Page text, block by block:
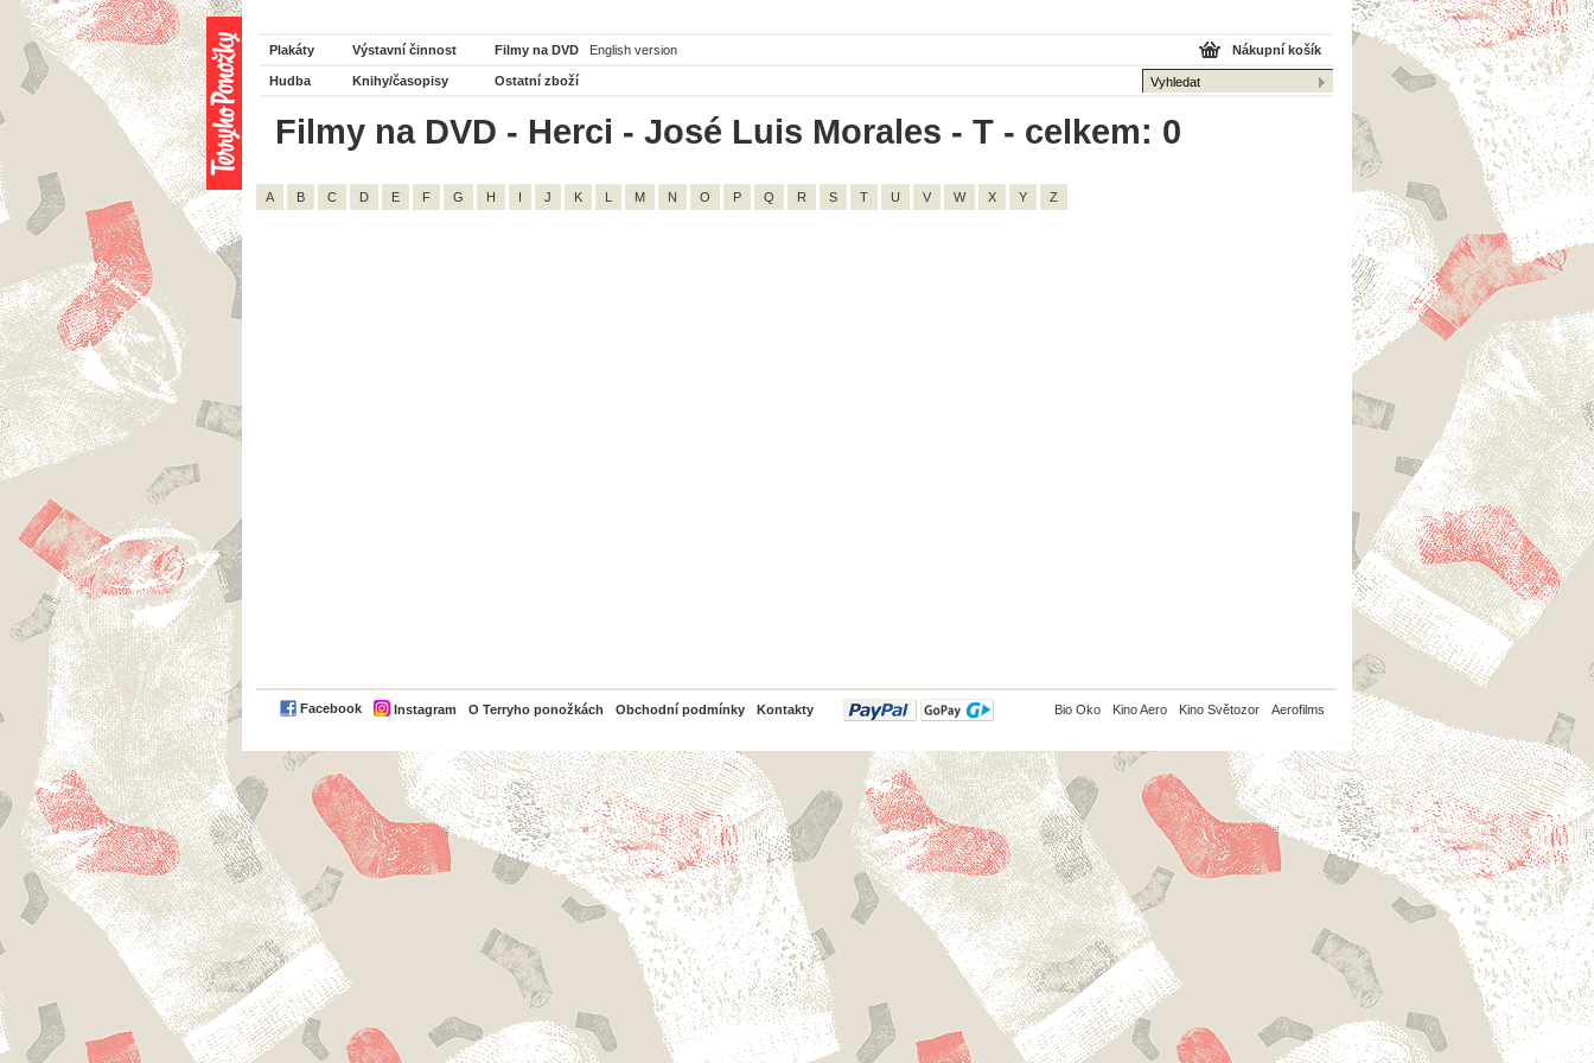
Plakáty Výstavní činnost Filmy na DVD English version
Hudba Knihy/časopisy Ostatní zboží
Nákupní košík
Filmy na DVD - Herci - José Luis Morales - T - celkem: 0
A B C D E F G H I J K L M N O P Q R S T U V W X Y Z
Facebook Instagram O Terryho ponožkách Obchodní podmínky Kontakty
PayPal Bio Oko Kino Aero Kino Světozor Aerofilms